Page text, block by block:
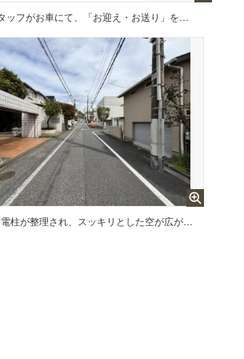
ご自宅から現地まで、当社スタッフがお車にて、「お迎え・お送り」をしております。ぜひお気軽にお問い合わせくださいませ
電柱が整理され、スッキリとした空が広がる前面道路。歩行者との距離も保てる道幅があり、小さなお子様がいるご家族も安心です。統一感のある美しい街並みが、住まうことの喜びと誇りを日々実感させてくれます